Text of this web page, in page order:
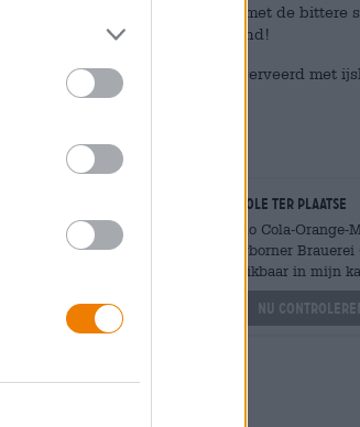
het zonnige tropische fruit met de bittere
kruidig en heerlijk verfrissend!
als hij goed gekoeld wordt geserveerd met
Mengen
Controle ter plaatse
Is Limo Cola-Orange-
Paderborner Brauerei
beschikbaar in mijn
Nu